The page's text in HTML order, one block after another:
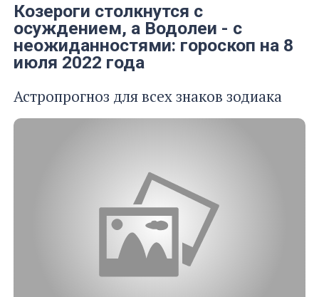
Козероги столкнутся с
осуждением, а Водолеи - с
неожиданностями: гороскоп на 8
июля 2022 года
Астропрогноз для всех знаков зодиака